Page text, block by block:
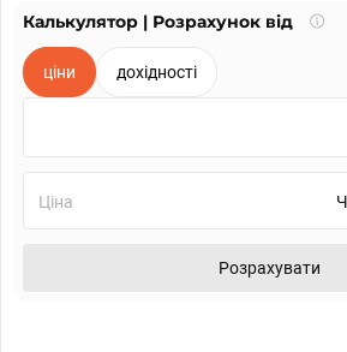
Калькулятор | Розрахунок від
Що
ціни дохідності
Ціна
Розрахувати